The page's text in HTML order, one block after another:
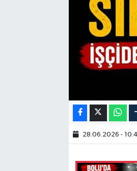
28.06.2026 -